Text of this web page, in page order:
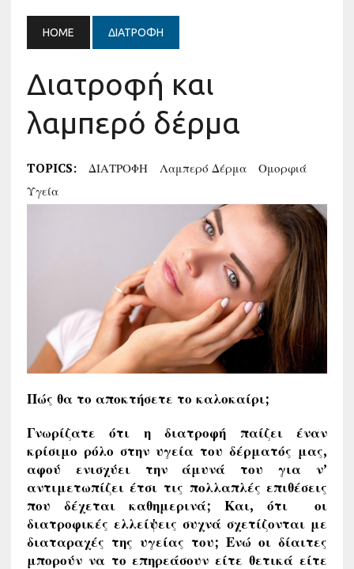
HOME ΔΙΑΤΡΟΦΉ
Διατροφή και
λαμπερό δέρμα
TOPICS: ΔΙΑΤΡΟΦΗ Λαμπερό Δέρμα
Ομορφιά
Υγεία
Πώς θα το αποκτήσετε το καλοκαίρι;
Γνωρίζατε ότι η διατροφή παίζει έναν
κρίσιμο ρόλο στην υγεία του δέρματός μας,
αφού ενισχύει την άμυνά του για ν’
αντιμετωπίζει έτσι τις πολλαπλές επιθέσεις
που δέχεται καθημερινά; Και, ότι οι
διατροφικές ελλείψεις συχνά σχετίζονται με
διαταραχές της υγείας του; Ενώ οι δίαιτες
μπορούν να το επηρεάσουν είτε θετικά είτε